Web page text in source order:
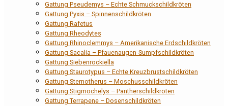
Gattung Pseudemys – Echte Schmuckschildkröten
Gattung Pyxis – Spinnenschildkröten
Gattung Rafetus
Gattung Rheodytes
Gattung Rhinoclemmys – Amerikanische Erdschildkröten
Gattung Sacalia – Pfauenaugen-Sumpfschildkröten
Gattung Siebenrockiella
Gattung Staurotypus – Echte Kreuzbrustschildkröten
Gattung Sternotherus – Moschusschildkröten
Gattung Stigmochelys – Pantherschildkröten
Gattung Terrapene – Dosenschildkröten